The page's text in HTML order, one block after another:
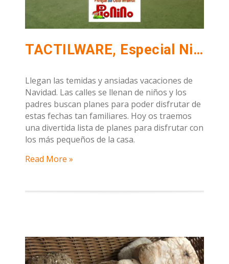
TACTILWARE, Especial Niños y Vacaciones.
Llegan las temidas y ansiadas vacaciones de
Navidad. Las calles se llenan de niños y los
padres buscan planes para poder disfrutar de
estas fechas tan familiares. Hoy os traemos
una divertida lista de planes para disfrutar con
los más pequeños de la casa.
Read More »